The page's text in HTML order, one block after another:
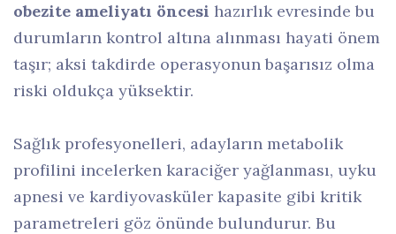
obezite ameliyatı öncesi hazırlık evresinde bu
durumların kontrol altına alınması hayati önem
taşır; aksi takdirde operasyonun başarısız olma
riski oldukça yüksektir.
Sağlık profesyonelleri, adayların metabolik
profilini incelerken karaciğer yağlanması, uyku
apnesi ve kardiyovasküler kapasite gibi kritik
parametreleri göz önünde bulundurur. Bu